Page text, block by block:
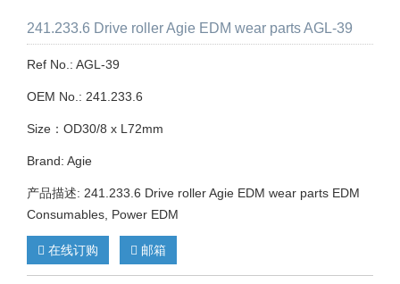
241.233.6 Drive roller Agie EDM wear parts AGL-39
Ref No.: AGL-39
OEM No.: 241.233.6
Size：OD30/8 x L72mm
Brand: Agie
产品描述: 241.233.6 Drive roller Agie EDM wear parts EDM
Consumables, Power EDM
在线订购 邮箱